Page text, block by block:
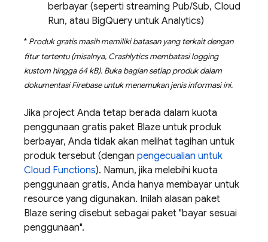
berbayar (seperti streaming Pub/Sub, Cloud
Run, atau BigQuery untuk Analytics)
* Produk gratis masih memiliki batasan yang terkait dengan
fitur tertentu (misalnya, Crashlyticsmembatasi logging
kustom hingga 64 kB). Buka bagian setiap produk dalam
dokumentasi Firebase untuk menemukan jenis informasi ini.
Jika project Anda tetap berada dalam kuota
penggunaan gratis paket Blaze untuk produk
berbayar, Anda tidak akan melihat tagihan untuk
produk tersebut (dengan pengecualian untuk
Cloud Functions). Namun, jika melebihi kuota
penggunaan gratis, Anda hanya membayar untuk
resource yang digunakan. Inilah alasan paket
Blaze sering disebut sebagai paket "bayar sesuai
penggunaan".